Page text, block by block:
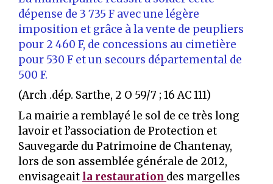
dépense de 3 735 F avec une légère
imposition et grâce à la vente de peupliers
pour 2 460 F, de concessions au cimetière
pour 530 F et un secours départemental de
500 F.
(Arch .dép. Sarthe, 2 O 59/7 ; 16 AC 111)
La mairie a remblayé le sol de ce très long
lavoir et l’association de Protection et
Sauvegarde du Patrimoine de Chantenay,
lors de son assemblée générale de 2012,
envisageait la restauration des margelles